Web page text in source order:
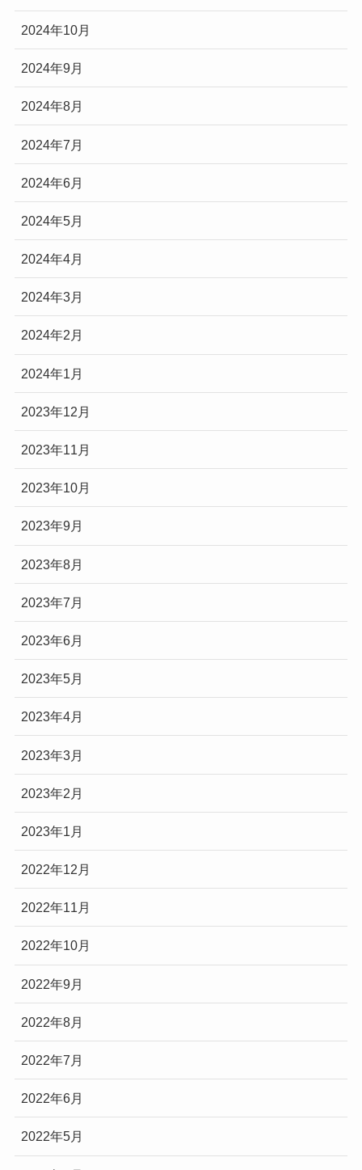
2024年10月
2024年9月
2024年8月
2024年7月
2024年6月
2024年5月
2024年4月
2024年3月
2024年2月
2024年1月
2023年12月
2023年11月
2023年10月
2023年9月
2023年8月
2023年7月
2023年6月
2023年5月
2023年4月
2023年3月
2023年2月
2023年1月
2022年12月
2022年11月
2022年10月
2022年9月
2022年8月
2022年7月
2022年6月
2022年5月